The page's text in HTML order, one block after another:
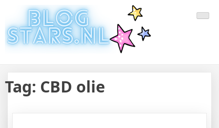
Doorgaan
inhoud
Laatste Nieuws Uit De Media
Van Nederland En Buitenland
Blogger Nieuws, Tips, Trends en Aanbiedingen
Tag: CBD olie